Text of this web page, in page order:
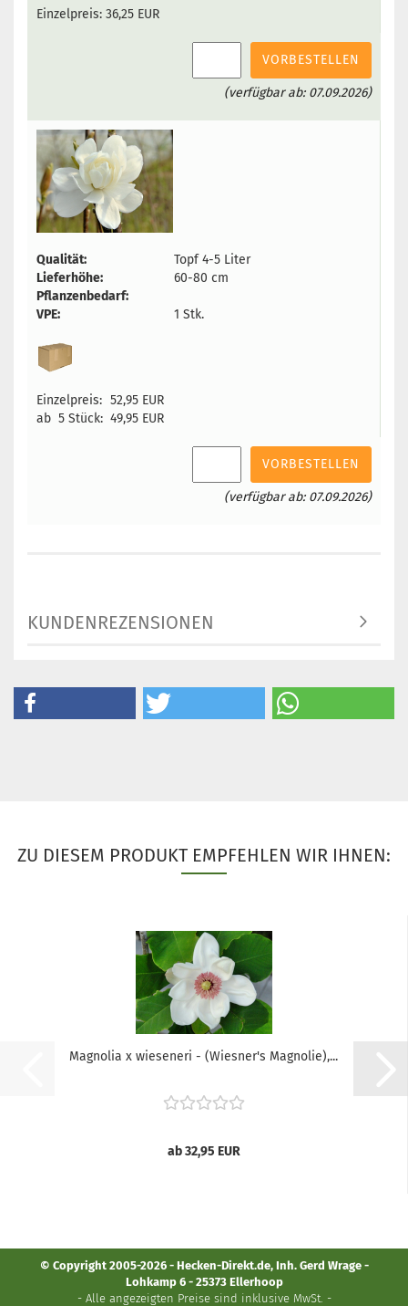
Einzelpreis: 36,25 EUR
VORBESTELLEN
(verfügbar ab: 07.09.2026)
Qualität:
Topf 4-5 Liter
Lieferhöhe:
60-80 cm
Pflanzenbedarf:
VPE:
1 Stk.
Einzelpreis: 52,95 EUR
ab 5 Stück: 49,95 EUR
VORBESTELLEN
(verfügbar ab: 07.09.2026)
KUNDENREZENSIONEN
ZU DIESEM PRODUKT EMPFEHLEN WIR IHNEN:
Magnolia x wieseneri - (Wiesner's Magnolie),...
ab 32,95 EUR
© Copyright 2005-2026 - Hecken-Direkt.de, Inh. Gerd Wrage -
Lohkamp 6 - 25373 Ellerhoop
- Alle angezeigten Preise sind inklusive MwSt. -